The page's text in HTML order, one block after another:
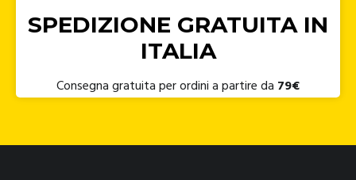
SPEDIZIONE GRATUITA IN
ITALIA
Consegna gratuita per ordini a partire da 79€